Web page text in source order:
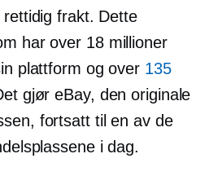
frakt. Dette
har over 18 millioner
plattform og over 135
gjør eBay, den originale
fortsatt til en av de
i dag.